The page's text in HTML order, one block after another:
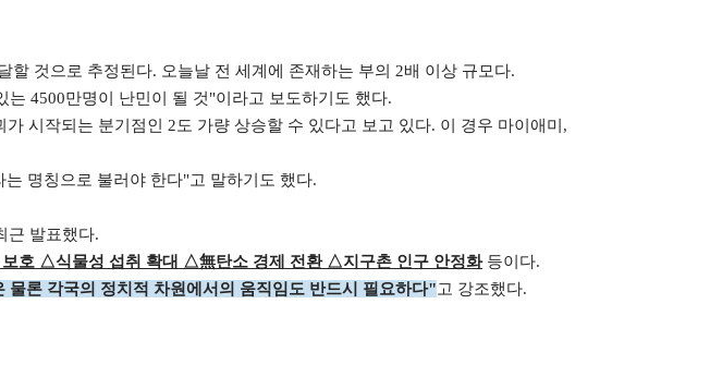
할 것으로 추정된다. 오늘날 전 세계에 존재하는 부의 2배 이상 규모다.
4500만명이 난민이 될 것"이라고 보도하기도 했다.
시작되는 분기점인 2도 가량 상승할 수 있다고 보고 있다. 이 경우 마이애미,
명칭으로 불러야 한다"고 말하기도 했다.
근 발표했다.
호 △식물성 섭취 확대 △無탄소 경제 전환 △지구촌 인구 안정화등이다.
물론 각국의 정치적 차원에서의 움직임도 반드시 필요하다"고 강조했다.